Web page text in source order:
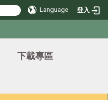
Language 登入
下載專區